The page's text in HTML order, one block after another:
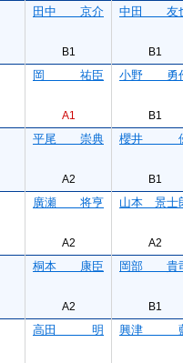
田中 京介
B1
中田 友
B1
岡 祐臣
A1
小野 勇
B1
平尾 崇典
A2
櫻井
B1
廣瀬 将亨
A2
山本 景士
A2
桐本 康臣
A2
岡部 貴
B1
高田 明 興津